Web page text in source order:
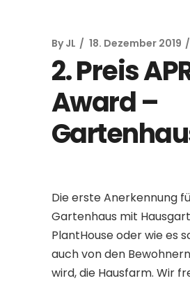
By JL 18. Dezember 2019
2. Preis
Award –
Die erste Anerkennung
Gartenhaus mit
PlantHouse oder wie es
auch von den
wird, die Hausfarm. Wir